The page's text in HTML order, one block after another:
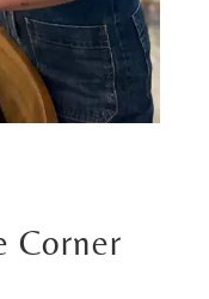
Corner